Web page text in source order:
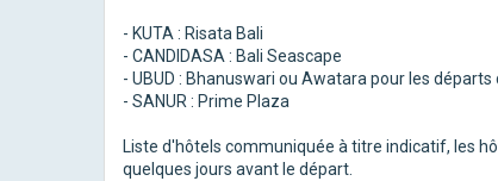
- KUTA : Risata Bali
- CANDIDASA : Bali Seascape
- UBUD : Bhanuswari ou Awatara pour les
- SANUR : Prime Plaza
Liste d'hôtels communiquée à titre indicatif, les
quelques jours avant le départ.